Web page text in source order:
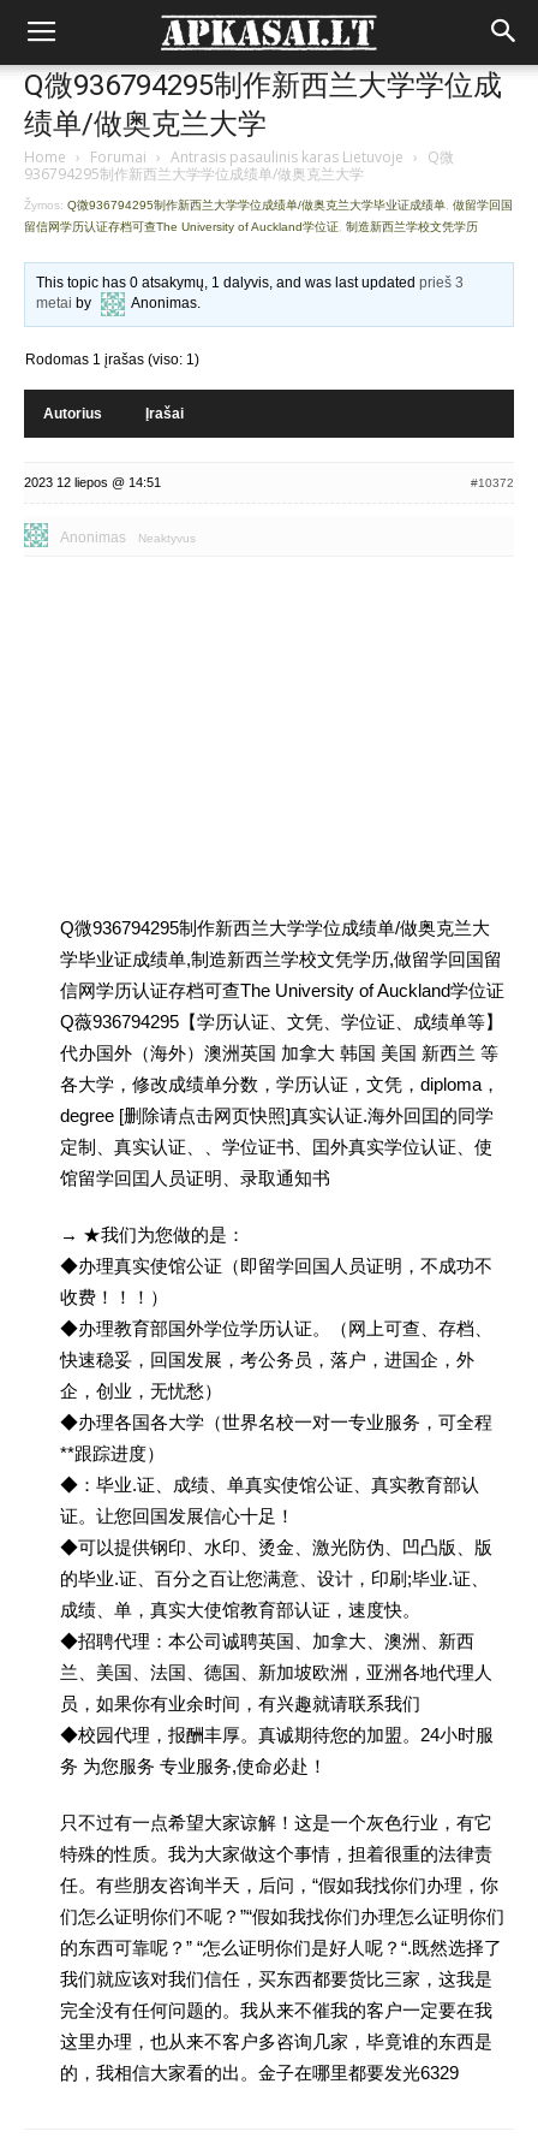
Q微936794295制作新西兰大学学位成
绩单/做奥克兰大学
Home › Forumai › Antrasis pasaulinis karas Lietuvoje › Q微
936794295制作新西兰大学学位成绩单/做奥克兰大学
Žymos: Q微936794295制作新西兰大学学位成绩单/做奥克兰大学毕业证成绩单 做留学回国
留信网学历认证存档可查The University of Auckland学位证 制造新西兰学校文凭学历
This topic has 0 atsakymų, 1 dalyvis, and was last updatedprieš 3
metai by Anonimas.
Rodomas 1 įrašas (viso: 1)
Autorius Įrašai
2023 12 liepos @ 14:51 #10372
Anonimas Neaktyvus
Q微936794295制作新西兰大学学位成绩单/做奥克兰大
学毕业证成绩单,制造新西兰学校文凭学历,做留学回国留
信网学历认证存档可查The University of Auckland学位证
Q薇936794295【学历认证、文凭、学位证、成绩单等】
代办国外（海外）澳洲英国 加拿大 韩国 美国 新西兰 等
各大学，修改成绩单分数，学历认证，文凭，diploma，
degree [删除请点击网页快照]真实认证.海外回囯的同学
定制、真实认证、、学位证书、囯外真实学位认证、使
馆留学回囯人员证明、录取通知书
→ ★我们为您做的是：
◆办理真实使馆公证（即留学回国人员证明，不成功不
收费！！！）
◆办理教育部国外学位学历认证。（网上可查、存档、
快速稳妥，回国发展，考公务员，落户，进国企，外
企，创业，无忧愁）
◆办理各国各大学（世界名校一对一专业服务，可全程
**跟踪进度）
◆：毕业.证、成绩、单真实使馆公证、真实教育部认
证。让您回国发展信心十足！
◆可以提供钢印、水印、烫金、激光防伪、凹凸版、版
的毕业.证、百分之百让您满意、设计，印刷;毕业.证、
成绩、单，真实大使馆教育部认证，速度快。
◆招聘代理：本公司诚聘英国、加拿大、澳洲、新西
兰、美国、法国、德国、新加坡欧洲，亚洲各地代理人
员，如果你有业余时间，有兴趣就请联系我们
◆校园代理，报酬丰厚。真诚期待您的加盟。24小时服
务 为您服务 专业服务,使命必赴！
只不过有一点希望大家谅解！这是一个灰色行业，有它
特殊的性质。我为大家做这个事情，担着很重的法律责
任。有些朋友咨询半天，后问，“假如我找你们办理，你
们怎么证明你们不呢？”“假如我找你们办理怎么证明你们
的东西可靠呢？” “怎么证明你们是好人呢？“.既然选择了
我们就应该对我们信任，买东西都要货比三家，这我是
完全没有任何问题的。我从来不催我的客户一定要在我
这里办理，也从来不客户多咨询几家，毕竟谁的东西是
的，我相信大家看的出。金子在哪里都要发光6329